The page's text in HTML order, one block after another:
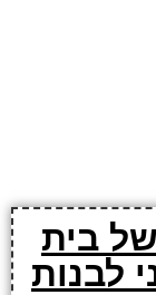
בית
לבנות